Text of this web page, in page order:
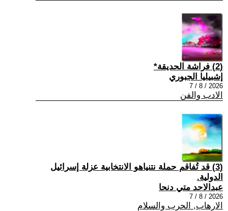
(2) فراشة الحديقة*
إشبيليا الجبوري
2026 / 8 / 7
الادب والفن
(3) قد تُفاقم حملة نتنياهو الانتخابية عزلة إسرائيل
الدولية.
عبدالاحد متي دنحا
2026 / 8 / 7
الارهاب, الحرب والسلام